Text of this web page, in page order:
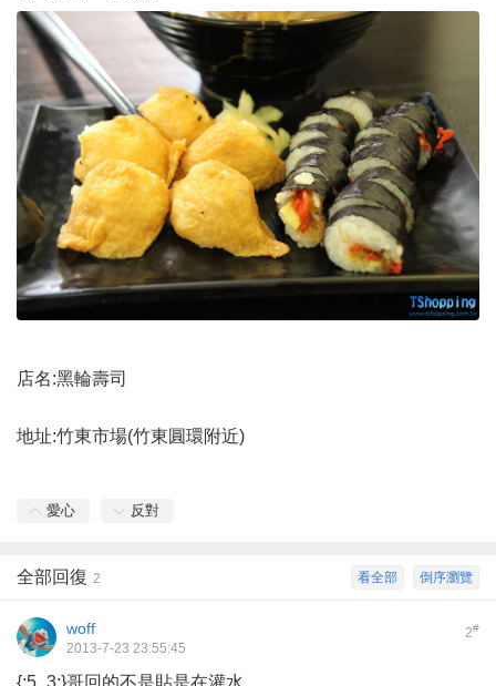
店名:黑輪壽司
地址:竹東市場(竹東圓環附近)
愛心 反對
倒序瀏覽
看全部
全部回復 2
2#
woff
2013-7-23 23:55:45
{:5_3:}哥回的不是貼是在灌水